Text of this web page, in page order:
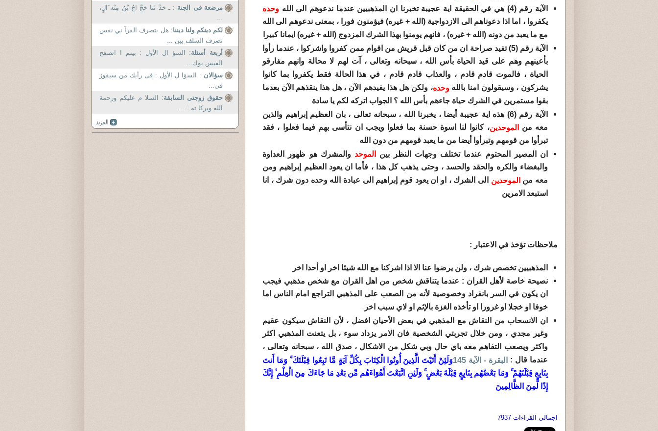
الآية رقم (4) هي في الحقيقة اية عجيبة تخبرنا ان المذهبيين عندما ندعوهم الى الله
وحده
يكفروا ، اما اذا دعوناهم الى الازدواجية (الله + غيره) فيؤمنون فورا ، بمعنى ندعوهم الى الله
مع ما يعبد من دونه (الله + غيره) ، فانهم يومنوا بهذا الشرك المزدوج (الله + غيره) ايمانا كبيرا
الآية رقم (5) تفيد صراحة ان من كان قبل قريش من اقوام ممن كفروا واشركوا ، عندما رأوا
بأعينهم وهم على قيد الحياة بأس الله ، سبحانه وتعالى ، آت لهم لا محالة وانهم مفارقو
الحياة ، فالموت قادم قادم ، والعذاب قادم قادم ، في هذا الحالة فقط يكفروا بما كانوا
يشركون ، وسيقولون امنا باللهوحده، ولكن هل هذا يفيدهم الآن ، هل هذا ينقذهم الآن بعدما
بقوا مستمرين في الشرك حياة جاءهم بأس الله ؟ الجواب اتركه لكم يا سادة
الآية رقم (6) هذه اية عجيبة أيضا ، يخبرنا الله ، سبحانه تعالى ، بان العظيم إبراهيم والذين
معه من الموحدين، كانوا لنا اسوة حسنة بما فعلوا ويجب ان نتأسى بهم فيما فعلوا ، فقد
تبرأوا من قومهم وتبرأوا أيضا من ما يعبد قومهم من دون الله
ان المصير المحتوم عندما تختلف وجهات النظر بين الموحدوالمشرك هو ظهور العداوة
والبغضاء والكره والحقد والحسد ، وحتى يذهب كل هذا ، فأما ان يعود العظيم إبراهيم ومن
معه من الموحدين الى الشرك ، او ان يعود قوم إبراهيم الى عبادة الله وحده دون شرك ، انا
استبعد الامرين
ملاحظات تؤخذ في الاعتبار :
المذهبيين تخصص شرك ، ولن يرضوا عنا الا اذا اشركنا مع الله شيئا اخر او أحدا اخر
نصيحة خاصة لأهل القران : عندما يتناقش شخص من اهل القران مع شخص مذهبي فيجب
ان يكون في السر بانفراد وخصوصية لأنه من الصعب على المذهبي التراجع امام الناس اما
خوفا او خجلا او غرورا او تأخذه الغزة بالإثم او لاي سبب اخر
ان الانسحاب من النقاش مع المذهبي في بعض الأحيان افضل ، لأن النقاش سيكون عقيم
وغير مجدي ، ومن خلال تجربتي الشخصية فان الامر يزداد سوء ، بل يتعنت المذهبي اكثر
واكثر ويصعب التفاهم معه باي حال وبي شكل من الاشكال ، صدق الله ، سبحانه وتعالى ،
عندما قال :
البقرة - الآية 145 وَلَئِنْ أَتَيْتَ الَّذِينَ أُوتُوا الْكِتَابَ بِكُلِّ آيَةٍ مَّا تَبِعُوا قِبْلَتَكَ ۚ وَمَا أَنتَ
بِتَابِعٍ قِبْلَتَهُمْ ۚ وَمَا بَعْضُهُم بِتَابِعٍ قِبْلَةَ بَعْضٍ ۚ وَلَئِنِ اتَّبَعْتَ أَهْوَاءَهُم مِّن بَعْدِ مَا جَاءَكَ مِنَ الْعِلْمِ ۙ إِنَّكَ
إِذًا لَّمِنَ الظَّالِمِينَ
اجمالي القراءات 7937
مرضعة فى الجنة : ـ حَدَّ ثَنَا حَجَّ اجُ بْنُ مِنْه َالٍ،
...
لكم دينكم ولنا ديننا: هل يتصرف القرآ ني نفس
تصرف السلف يين ...
أربعة أسئلة: السؤ ال الأول : بينم ا اتصفح
الفيس بوك...
سؤالان : السؤا ل الأول : فى رأيك من سيفوز
فى...
حقوق زوجتى السابقة: السلا م عليكم ورحمة
الله وبركا ته : ...